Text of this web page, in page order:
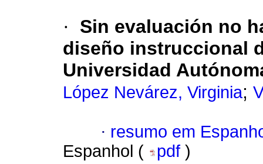
·
Sin evaluación no
diseño instruccional
Universidad
López Nevárez, Virginia;
· resumo em
Espanhol (
pdf )